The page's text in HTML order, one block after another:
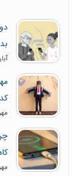
آبان
مهر 29, 1401
مهر 27, 1401